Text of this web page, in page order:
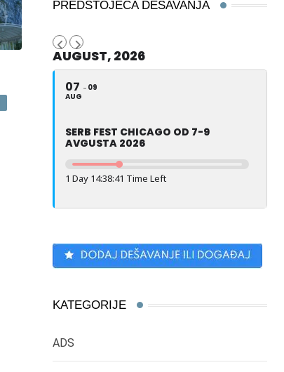
PREDSTOJEĆA DEŠAVANJA
AUGUST, 2026
07
AUG
09
SERB FEST CHICAGO OD 7-9
AVGUSTA 2026
1 Day 14:38:40 Time Left
KATEGORIJE
ADS